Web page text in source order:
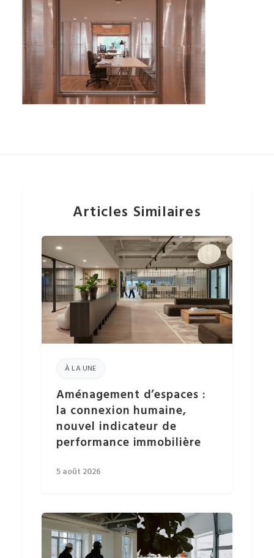
Articles Similaires
À LA UNE
Aménagement d’espaces :
la connexion humaine,
nouvel indicateur de
performance immobilière
5 août 2026